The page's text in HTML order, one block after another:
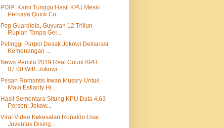
PDIP: Kami Tunggu Hasil KPU Meski
Percaya Quick Co...
Pep Guardiola, Guyuran 12 Triliun
Rupiah Tanpa Gel...
Petinggi Parpol Desak Jokowi Deklarasi
Kemenangan ...
News Pemilu 2019 Real Count KPU
07.00 WIB: Jokowi ...
Pesan Romantis Irwan Mussry Untuk
Maia Estianty Hi...
Hasil Sementara Situng KPU Data 4,63
Persen: Jokow...
Viral Video Kekesalan Ronaldo Usai
Juventus Dising...